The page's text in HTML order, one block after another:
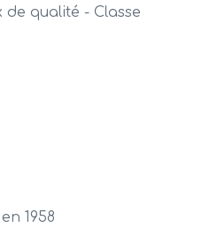
qualité - Classe
1958